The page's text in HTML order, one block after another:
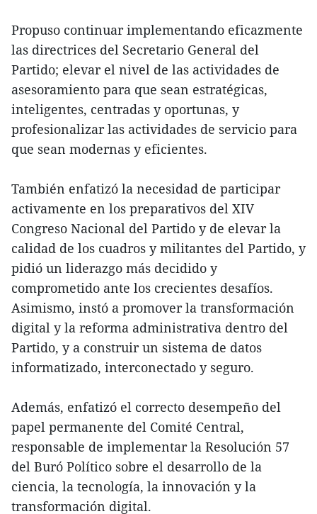
Propuso continuar implementando eficazmente
las directrices del Secretario General del
Partido; elevar el nivel de las actividades de
asesoramiento para que sean estratégicas,
inteligentes, centradas y oportunas, y
profesionalizar las actividades de servicio para
que sean modernas y eficientes.
También enfatizó la necesidad de participar
activamente en los preparativos del XIV
Congreso Nacional del Partido y de elevar la
calidad de los cuadros y militantes del Partido, y
pidió un liderazgo más decidido y
comprometido ante los crecientes desafíos.
Asimismo, instó a promover la transformación
digital y la reforma administrativa dentro del
Partido, y a construir un sistema de datos
informatizado, interconectado y seguro.
Además, enfatizó el correcto desempeño del
papel permanente del Comité Central,
responsable de implementar la Resolución 57
del Buró Político sobre el desarrollo de la
ciencia, la tecnología, la innovación y la
transformación digital.